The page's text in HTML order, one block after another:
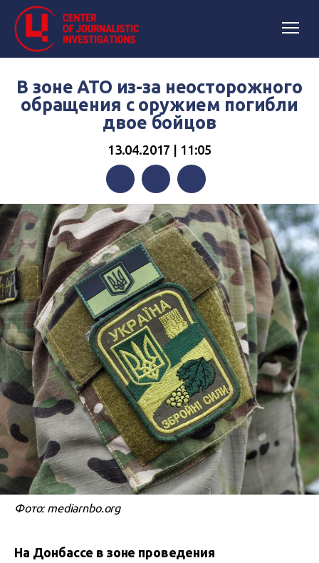
В зоне АТО из-за неосторожного
обращения с оружием погибли
двое бойцов
13.04.2017 | 11:05
FacebookTwitterTelegram
Фото: mediarnbo.org
На Донбассе в зоне проведения